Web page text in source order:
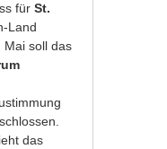
fürSt.
Land
Mai soll das
das